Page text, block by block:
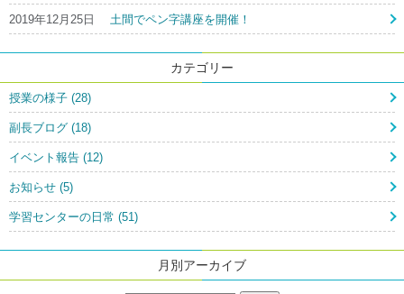
2019年12月25日 土間でペン字講座を開催！
カテゴリー
授業の様子 (28)
副長ブログ (18)
イベント報告 (12)
お知らせ (5)
学習センターの日常 (51)
月別アーカイブ